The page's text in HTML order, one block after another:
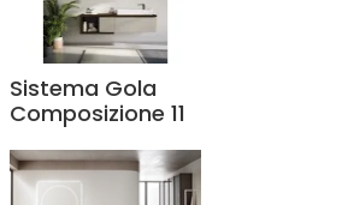
Sistema Gola
Composizione 11